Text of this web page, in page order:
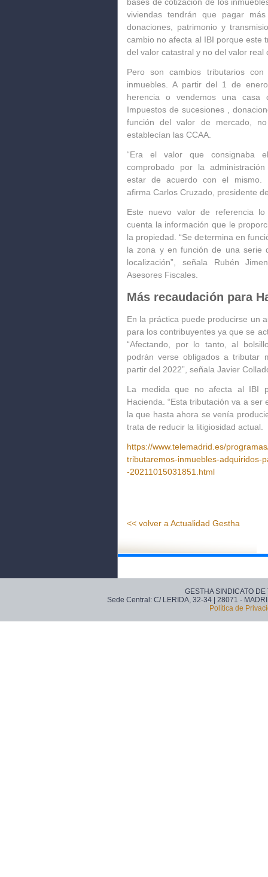
viviendas tendrán que pagar más
donaciones, patrimonio y
cambio no afecta al IBI porque este
del valor catastral y no del valor real
Pero son cambios tributarios
inmuebles. A partir del 1 de
herencia o vendemos una casa
Impuestos de sucesiones ,
función del valor de mercado,
establecían las CCAA.
“Era el valor que consignaba
comprobado por la
estar de acuerdo con el mismo.
afirma Carlos Cruzado, presidente
Este nuevo valor de referencia
cuenta la información que le
la propiedad. “Se determina en
la zona y en función de una serie
localización”, señala Rubén
Asesores Fiscales.
Más recaudación para
En la práctica puede producirse un
para los contribuyentes ya que se
“Afectando, por lo tanto, al
podrán verseobligados a tributar
partir del 2022” , señala Javier
La medida que no afecta al IBI
Hacienda . “Esta tributación va a
la que hasta ahora se venía
trata de reducir la litigiosidad actual.
https://www.telemadrid.es/
tributaremos-inmuebles-adquiridos-
-20211015031851.html
<< volver a Actualidad Gestha
GESTHA SINDICATO
Sede Central: C/ LERIDA, 32-34 | 28071 -
Política de